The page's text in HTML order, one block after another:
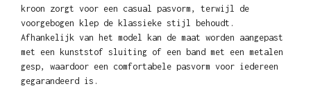
kroon zorgt voor een casual pasvorm, terwijl de
voorgebogen klep de klassieke stijl behoudt.
Afhankelijk van het model kan de maat worden aangepast
met een kunststof sluiting of een band met een metalen
gesp, waardoor een comfortabele pasvorm voor iedereen
gegarandeerd is.